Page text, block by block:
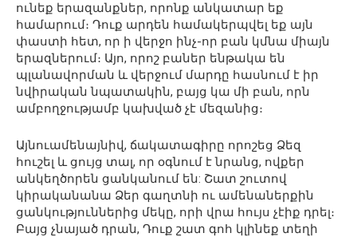
ունեք երազանքներ, որոնք անկատար եք
համարում։ Դուք արդեն համակերպվել եք այն
փաստի հետ, որ ի վերջո ինչ-որ բան կմնա միայն
երազներում։ Այո, որոշ բաներ ենթակա են
պլանավորման և վերջում մարդը հասնում է իր
նվիրական նպատակին, բայց կա մի բան, որն
ամբողջությամբ կախված չէ մեզանից։
Այնուամենայնիվ, ճակատագիրը որոշեց Ձեզ
հուշել և ցույց տալ, որ օգնում է նրանց, ովքեր
անկեղծորեն ցանկանում են: Շատ շուտով
կիրականանա Ձեր գաղտնի ու ամենաներքին
ցանկություններից մեկը, որի վրա հույս չէիք դրել։
Բայց չնայած դրան, Դուք շատ գոհ կլինեք տեղի